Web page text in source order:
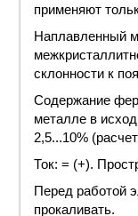
применяют
Наплавленный
склонности к
Содержание
металле в
2,5...10%
Ток: = (+).
Перед работой
прокаливать.